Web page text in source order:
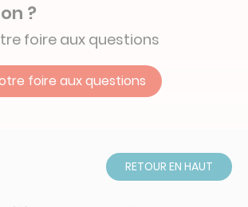
?
foire aux questions
foire aux questions
RETOUR EN HAUT